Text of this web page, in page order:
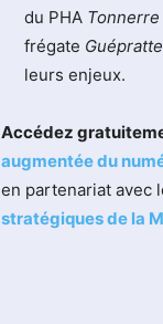
du PHA Tonnerre
frégate Guépratte
leurs enjeux.
Accédez
augmentée du
en partenariat avec
stratégiques de la